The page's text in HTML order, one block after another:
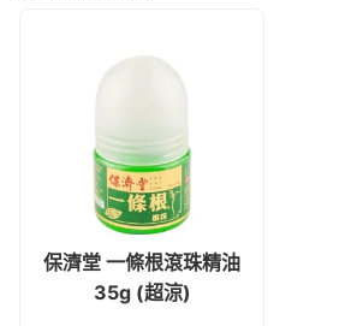
保濟堂 一條根滾珠精油
35g (超涼)